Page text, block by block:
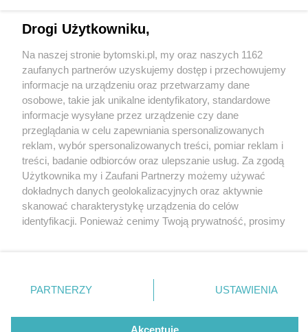
odstąpił od umowy
1 / 2
Byt polonia zagiel
Wydawca mediów lokalnych
Nie zapomnij
zapoznać się z:
polityką prywatności regulamin korzystania z portali
Twojemiasto
Piekary Śląskie
Chorzów
Tarnowskie Góry
Gliwice
Skontakuj sięz nami
Kontakt
Wydawca
Pogoda
Drogi Użytkowniku,
Na naszej stronie bytomski.pl, my oraz naszych 1162
zaufanych partnerów uzyskujemy dostęp i przechowujemy
informacje na urządzeniu oraz przetwarzamy dane
osobowe, takie jak unikalne identyfikatory, standardowe
informacje wysyłane przez urządzenie czy dane
przeglądania w celu zapewniania spersonalizowanych
reklam, wybór spersonalizowanych treści, pomiar reklam i
treści, badanie odbiorców oraz ulepszanie usług. Za zgodą
Użytkownika my i Zaufani Partnerzy możemy używać
dokładnych danych geolokalizacyjnych oraz aktywnie
skanować charakterystykę urządzenia do celów
identyfikacji. Ponieważ cenimy Twoją prywatność, prosimy
prywatności znajdujący się w lewym dolnym rogu strony
. Niektóre rodzaje przetwarzania danych nie wymagają
zgody użytkownika, ale masz prawo sprzeciwić się
takiemu przetwarzaniu. Preferencje będą miały
PARTNERZY USTAWIENIA
Akceptuję